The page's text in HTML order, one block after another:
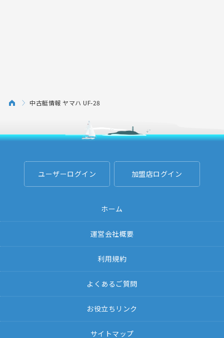
中古艇情報 ヤマハ UF-28
ユーザーログイン 加盟店ログイン
ホーム
運営会社概要
利用規約
よくあるご質問
お役立ちリンク
サイトマップ